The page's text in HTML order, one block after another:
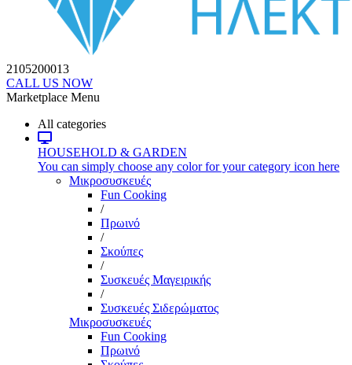
2105200013
CALL US NOW
Marketplace Menu
All categories
HOUSEHOLD & GARDEN
You can simply choose any color for your category icon here
Μικροσυσκευές
Fun Cooking
/
Πρωινό
/
Σκούπες
/
Συσκευές Μαγειρικής
/
Συσκευές Σιδερώματος
Μικροσυσκευές
Fun Cooking
Πρωινό